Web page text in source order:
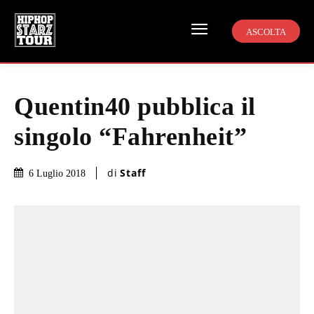
ASCOLTA
Quentin40 pubblica il
singolo “Fahrenheit”
6 Luglio 2018 di Staff